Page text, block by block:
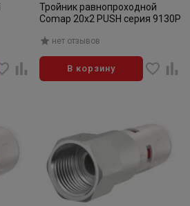
Тройник равнопроходной
Comap 20х2 PUSH серия 9130P
нет отзывов
В корзину